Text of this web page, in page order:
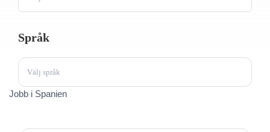
Språk
Välj språk
Jobb i Spanien